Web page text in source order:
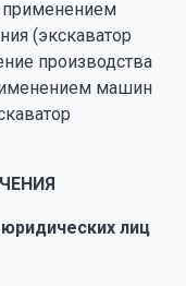
применением
(экскаватор
производства
машин
лиц